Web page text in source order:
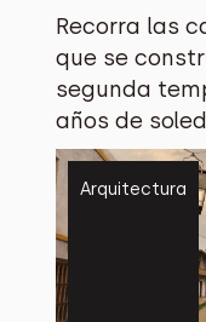
Recorra las
que se
segunda
años de
Arquitectura